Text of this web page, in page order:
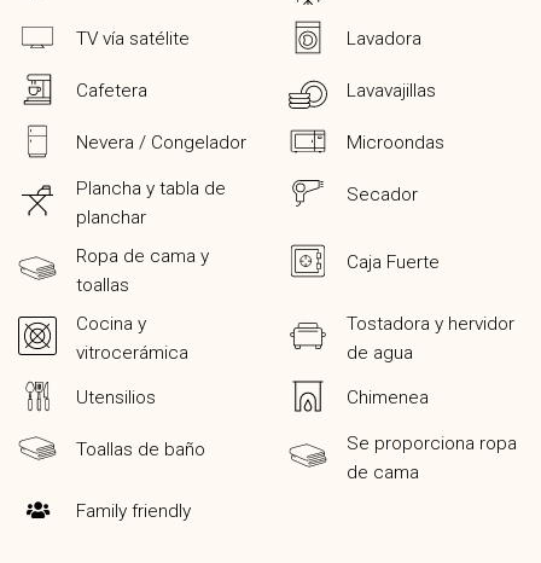
TV vía satélite Lavadora
Cafetera Lavavajillas
Nevera / Congelador Microondas
Plancha y tabla de
planchar
Secador
Ropa de cama y
toallas
Caja Fuerte
Cocina y
vitrocerámica
Tostadora y hervidor
de agua
Utensilios Chimenea
Toallas de baño
Se proporciona ropa
de cama
Family friendly